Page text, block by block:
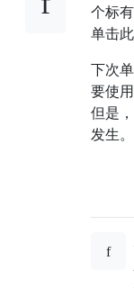
个标
单击
下次
要使
但是
发生。